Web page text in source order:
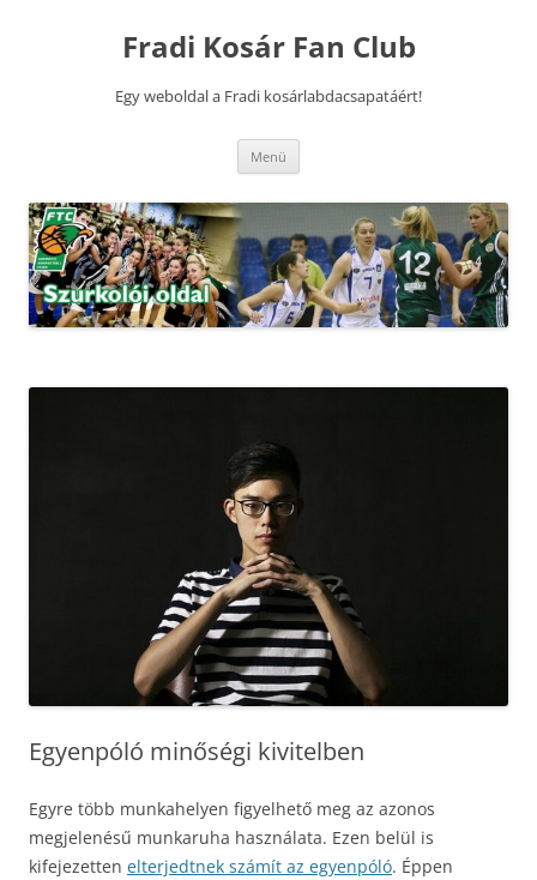
Fradi Kosár Fan Club
Egy weboldal a Fradi kosárlabdacsapatáért!
Menü
Egyenpóló minőségi kivitelben
Egyre több munkahelyen figyelhető meg az azonos
megjelenésű munkaruha használata. Ezen belül is
kifejezetten elterjedtnek számít az egyenpóló. Éppen